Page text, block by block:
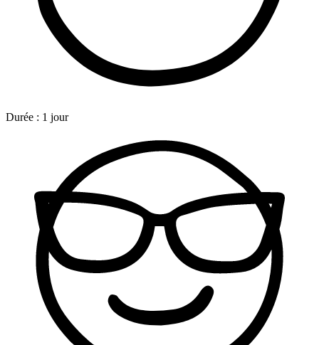
Durée : 1 jour